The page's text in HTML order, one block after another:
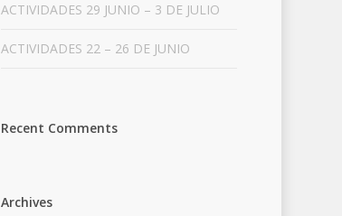
ACTIVIDADES 29 JUNIO – 3 DE JULIO
ACTIVIDADES 22 – 26 DE JUNIO
Recent Comments
Archives